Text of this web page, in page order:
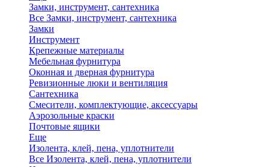
Замки, инструмент, сантехника
Все Замки, инструмент, сантехника
Замки
Инструмент
Крепежные материалы
Мебельная фурнитура
Оконная и дверная фурнитура
Ревизионные люки и вентиляция
Сантехника
Смесители, комплектующие, аксессуары
Аэрозольные краски
Почтовые ящики
Еще
Изолента, клей, пена, уплотнители
Все Изолента, клей, пена, уплотнители